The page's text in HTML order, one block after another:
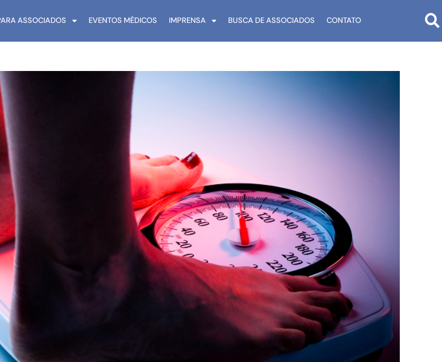
ASSOCIADOS EVENTOS MÉDICOS IMPRENSA BUSCA DE ASSOCIADOS CONTATO